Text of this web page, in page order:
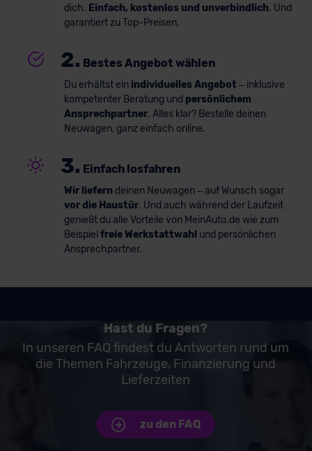
dich. Einfach, kostenlos und unverbindlich. Und
garantiert zu Top-Preisen.
2. Bestes Angebot wählen
Du erhältst ein individuelles Angebot – inklusive
kompetenter Beratung und persönlichem
Ansprechpartner. Alles klar? Bestelle deinen
Neuwagen, ganz einfach online.
3. Einfach losfahren
Wir liefern deinen Neuwagen – auf Wunsch sogar
vor die Haustür. Und auch während der Laufzeit
genießt du alle Vorteile von MeinAuto.de wie zum
Beispiel freie Werkstattwahl und persönlichen
Ansprechpartner.
Hast du Fragen?
In unseren FAQ findest du Antworten rund um
die Themen Fahrzeuge, Finanzierung und
Lieferzeiten
zu den FAQ